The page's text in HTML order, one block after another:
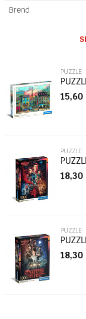
Brend
Poruka
POŠALJI
PUZZLE
15,60
PUZZLE
18,30
PUZZLE
18,30